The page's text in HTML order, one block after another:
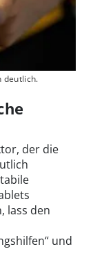
deutlich.
der die
lass den
und